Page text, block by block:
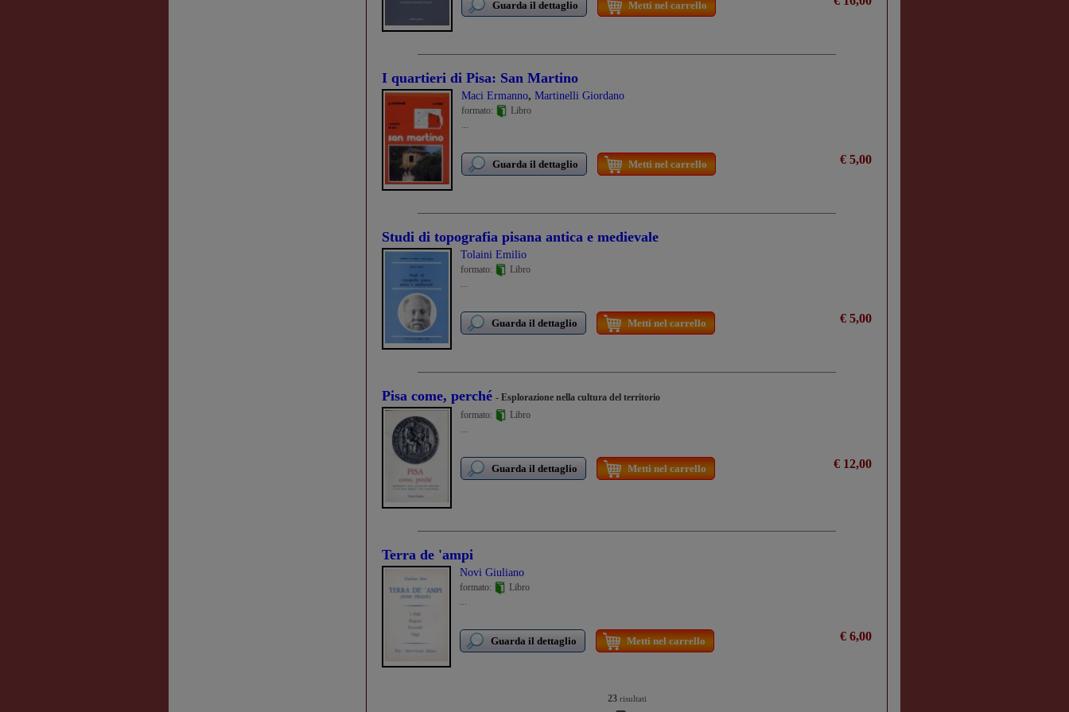
Guarda il dettaglio Metti nel carrello
I quartieri di Pisa: San Martino
Maci Ermanno, Martinelli Giordano
formato:
Libro
...
€ 5,00
Guarda il dettaglio Metti nel carrello
Studi di topografia pisana antica e medievale
Tolaini Emilio
formato:
Libro
...
€ 5,00
Guarda il dettaglio Metti nel carrello
Pisa come, perché - Esplorazione nella cultura del territorio
formato:
Libro
...
€ 12,00
Guarda il dettaglio Metti nel carrello
Terra de 'ampi
Novi Giuliano
formato:
Libro
...
€ 6,00
Guarda il dettaglio Metti nel carrello
23risultati